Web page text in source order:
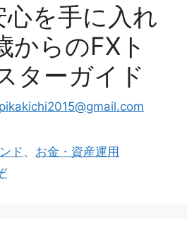
を手に入れ
らのFXト
ターガイド
pikakichi2015@gmail.com
ド 、 お金・資産運用